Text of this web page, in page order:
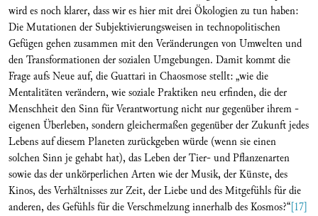
wird es noch klarer, dass wir es hier mit drei Ökologien zu tun haben:
Die Mutationen der Subjektivierungsweisen in technopolitischen
Gefügen gehen zusammen mit den Veränderungen von Umwelten und
den Transformationen der sozialen Umgebungen. Damit kommt die
Frage aufs Neue auf, die Guattari in Chaosmose stellt: „wie die
Mentalitäten verändern, wie soziale Praktiken neu erfinden, die der
Menschheit den Sinn für Verantwortung nicht nur gegenüber ihrem ­
eigenen Überleben, sondern gleichermaßen gegenüber der Zukunft jedes
Lebens auf diesem Planeten zurückgeben würde (wenn sie einen
solchen Sinn je gehabt hat), das Leben der Tier- und Pflanzenarten
sowie das der unkörperlichen Arten wie der Musik, der Künste, des
Kinos, des Verhältnisses zur Zeit, der Liebe und des Mitgefühls für die
anderen, des Gefühls für die Verschmelzung innerhalb des Kosmos?“[17]